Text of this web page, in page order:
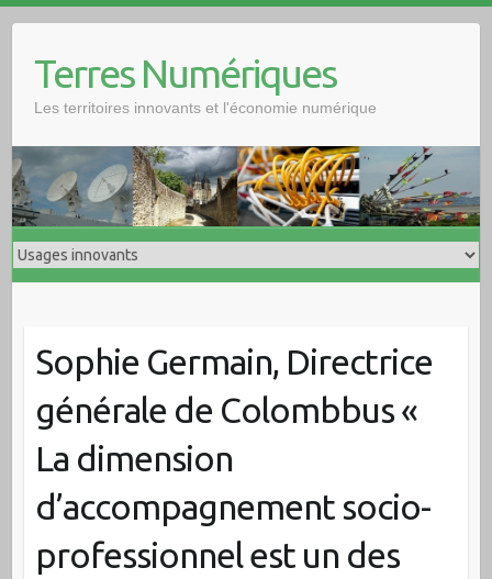
Terres Numériques
Les territoires innovants et l'économie numérique
Sophie Germain, Directrice
générale de Colombbus «
La dimension
d’accompagnement socio-
professionnel est un des